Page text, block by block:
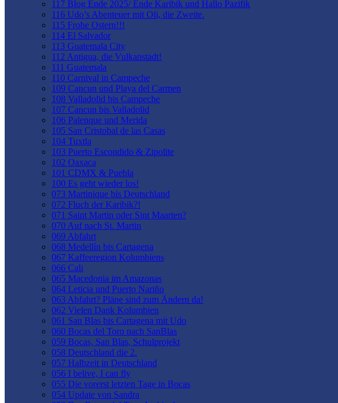
117 Blog Ende 2025/ Ende Karibik und Hallo Pazifik
116 Udo’s Abenteuer mit Oli, die Zweite.
115 Frohe Ostern!!!
114 El Salvador
113 Guatemala City
112 Antigua, die Vulkanstadt!
111 Guatemala
110 Carnival in Campeche
109 Cancun und Playa del Carmen
108 Valladolid bis Campeche
107 Cancun bis Valladolid
106 Palenque und Merida
105 San Cristobal de las Casas
104 Tuxtla
103 Puerto Escondido & Zipolite
102 Oaxaca
101 CDMX & Puebla
100 Es geht wieder los!
073 Martinique bis Deutschland
072 Fluch der Karibik?!
071 Saint Martin oder Sint Maarten?
070 Auf nach St. Martin
069 Abfahrt
068 Medellín bis Cartagena
067 Kaffeeregion Kolumbiens
066 Cali
065 Macedonia im Amazonas
064 Leticia und Puerto Nariño
063 Abfahrt? Pläne sind zum Ändern da!
062 Vielen Dank Kolumbien
061 San Blas bis Cartagena mit Udo
060 Bocas del Toro nach SanBlas
059 Bocas, San Blas, Schulprojekt
058 Deutschland die 2.
057 Halbzeit in Deutschland
056 I belive, I can fly
055 Die vorerst letzten Tage in Bocas
054 Update von Sandra